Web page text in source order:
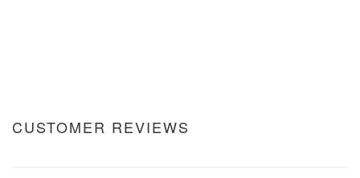
CUSTOMER REVIEWS